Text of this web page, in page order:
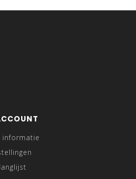
informatie